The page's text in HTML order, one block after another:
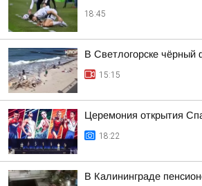
18:45
В Светлогорске чёрный
15:15
Церемония открытия
18:22
В Калининграде